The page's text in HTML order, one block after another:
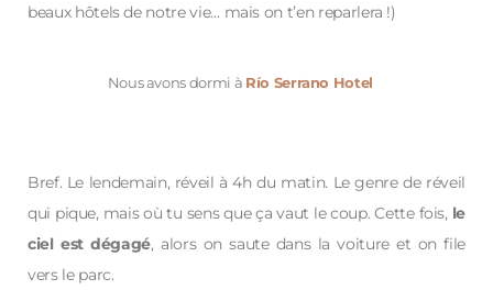
beaux hôtels de notre vie… mais on t’en reparlera !)
Nous avons dormi à Río Serrano Hotel
Bref. Le lendemain, réveil à 4h du matin. Le genre de réveil
qui pique, mais où tu sens que ça vaut le coup. Cette fois, le
ciel est dégagé, alors on saute dans la voiture et on file
vers le parc.